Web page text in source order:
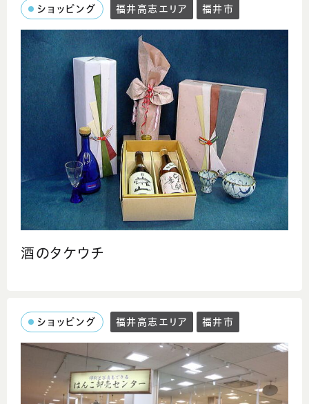
ショッピング 福井高志エリア 福井市
酒のタケウチ
ショッピング 福井高志エリア 福井市